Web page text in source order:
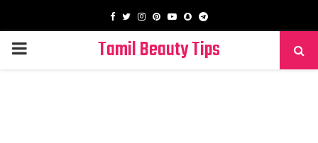
Facebook
TwitterInstagram
PinterestYoutube
SnapchatTelegram
PRIMARY
Tamil Beauty Tips